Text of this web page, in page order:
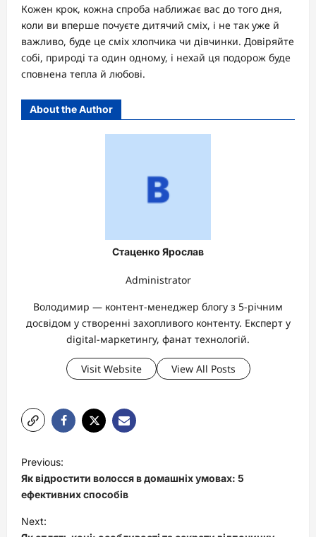
Кожен крок, кожна спроба наближає вас до того дня,
коли ви вперше почуєте дитячий сміх, і не так уже й
важливо, буде це сміх хлопчика чи дівчинки. Довіряйте
собі, природі та один одному, і нехай ця подорож буде
сповнена тепла й любові.
About the Author
Стаценко Ярослав
Administrator
Володимир — контент-менеджер блогу з 5-річним
досвідом у створенні захопливого контенту. Експерт у
digital-маркетингу, фанат технологій.
Visit Website View All Posts
P
o
s
t
Previous:
Як відростити волосся в домашніх умовах: 5
ефективних способів
Next: